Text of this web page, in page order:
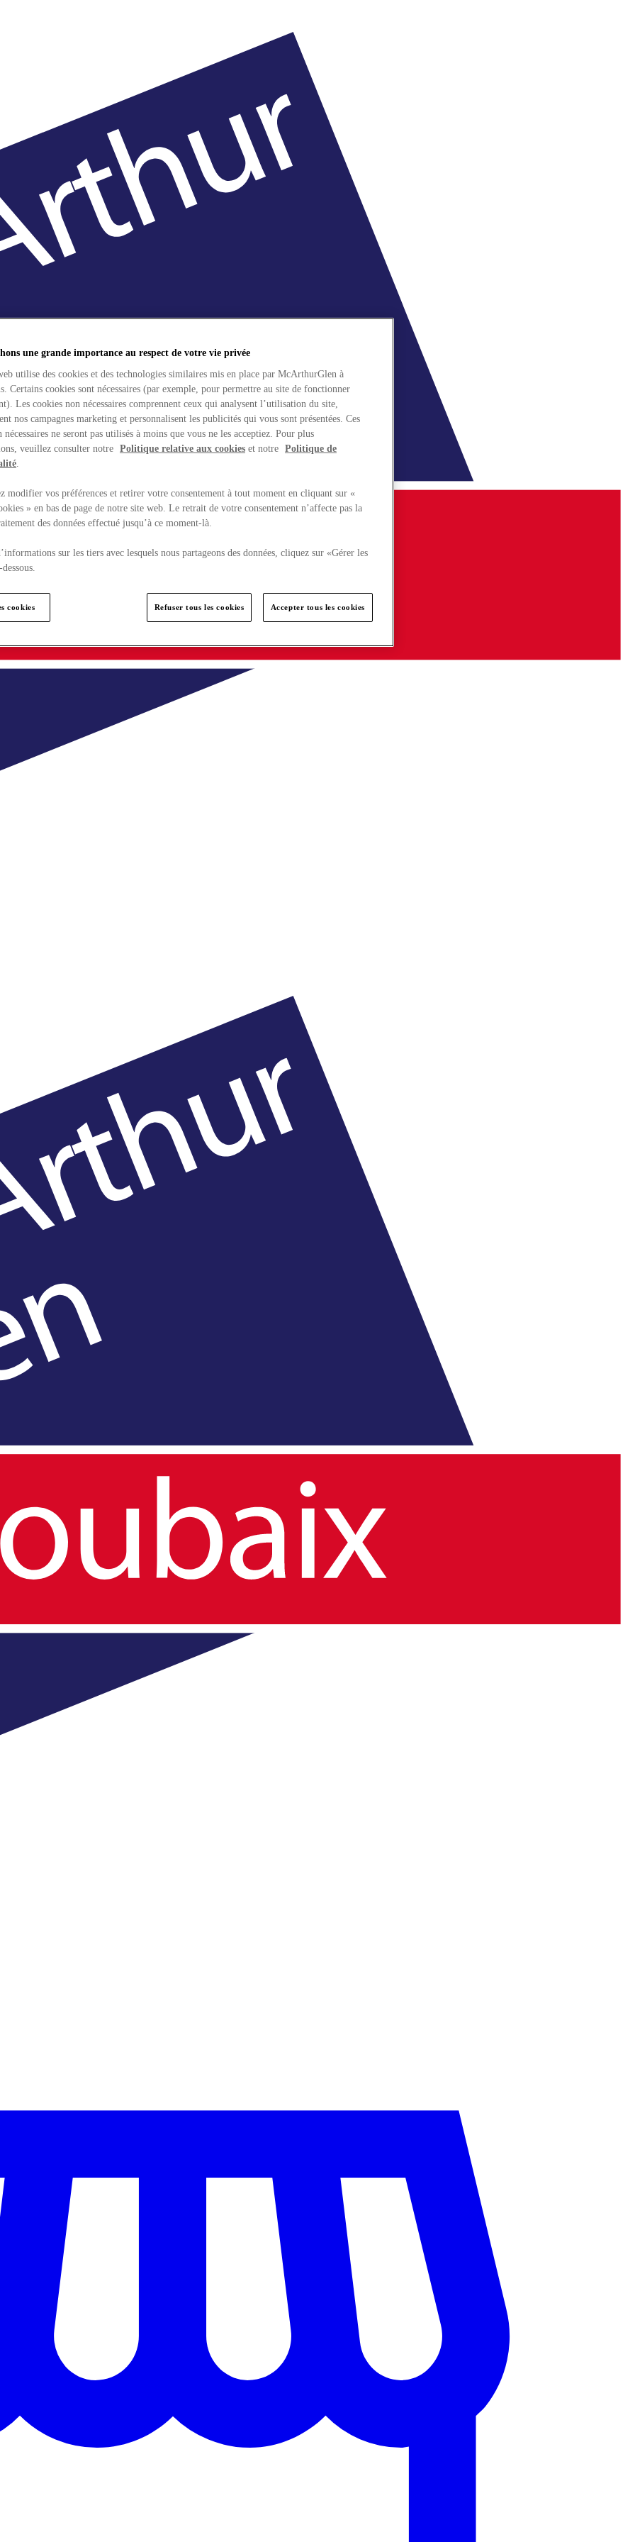
une grande importance au respect de votre vie privée
utilise des cookies et des technologies similaires mis en place par McArthurGlen à
Certains cookies sont nécessaires (par exemple, pour permettre au site de fonctionner
Les cookies non nécessaires comprennent ceux qui analysent l’utilisation du site,
nos campagnes marketing et personnalisent les publicités qui vous sont présentées. Ces
nécessaires ne seront pas utilisés à moins que vous ne les acceptiez. Pour plus
veuillez consulter notre Politique relative aux cookies et notre Politique de
.
modifier vos préférences et retirer votre consentement à tout moment en cliquant sur «
» en bas de page de notre site web. Le retrait de votre consentement n’affecte pas la
des données effectué jusqu’à ce moment-là.
sur les tiers avec lesquels nous partageons des données, cliquez sur «Gérer les
cookies Refuser tous les cookies Accepter tous les cookies